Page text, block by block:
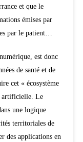
et que le
émises par
par le patient…
est donc
de santé et de
cet « écosystème
artificielle. Le
une logique
territoriales de
des applications en